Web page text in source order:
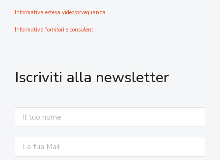
Informativa estesa videosorveglianza
Informativa fornitori e consulenti
Iscriviti alla newsletter